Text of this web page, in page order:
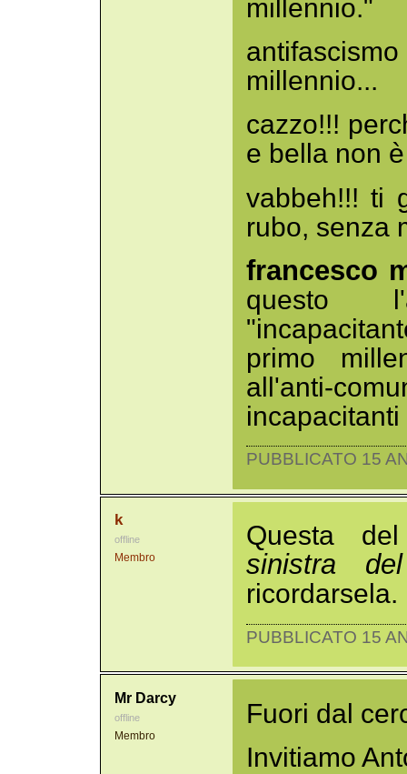
millennio."
millennio...
cazzo!!!
e bella non
vabbeh!!! ti
rubo, senza
francesco
questo
primo
all'anti-
PUBBLICATO 15
k
offline
Membro
Questa
sinistra
ricordarsela.
PUBBLICATO 15
Mr Darcy
offline
Membro
Fuori dal
Invitiamo